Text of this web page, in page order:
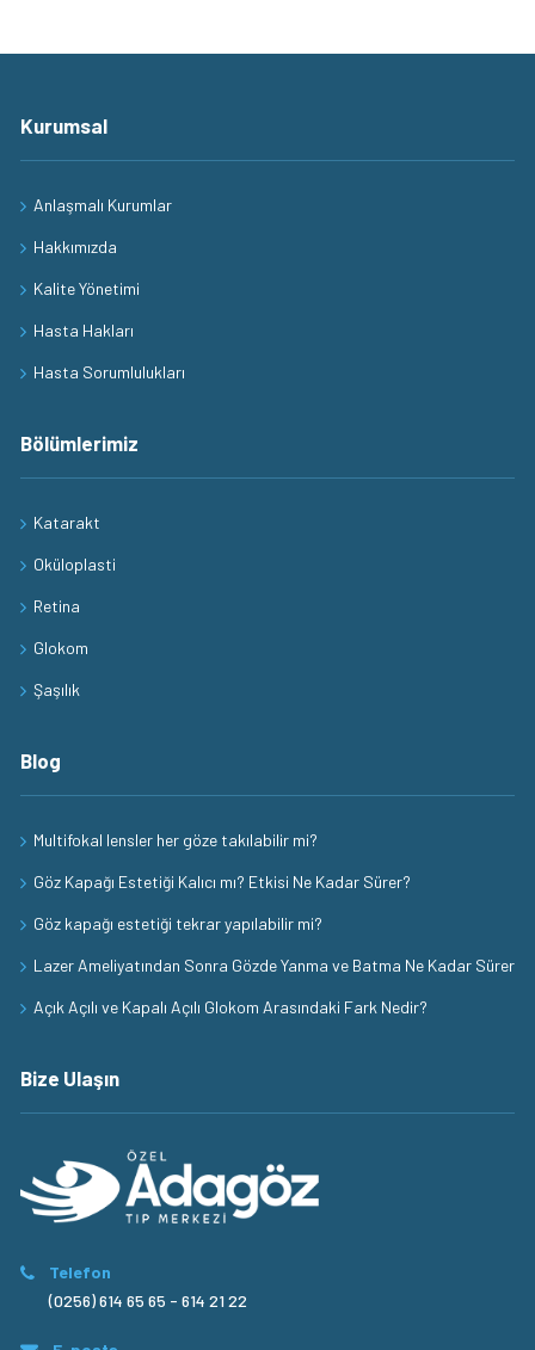
Kurumsal
Anlaşmalı Kurumlar
Hakkımızda
Kalite Yönetimi
Hasta Hakları
Hasta Sorumlulukları
Bölümlerimiz
Katarakt
Oküloplasti
Retina
Glokom
Şaşılık
Blog
Multifokal lensler her göze takılabilir mi?
Göz Kapağı Estetiği Kalıcı mı? Etkisi Ne Kadar Sürer?
Göz kapağı estetiği tekrar yapılabilir mi?
Lazer Ameliyatından Sonra Gözde Yanma ve Batma Ne Kadar Sürer
Açık Açılı ve Kapalı Açılı Glokom Arasındaki Fark Nedir?
Bize Ulaşın
Telefon
(0256) 614 65 65 - 614 21 22